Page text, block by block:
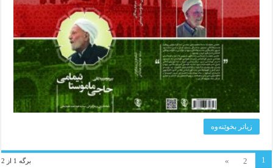
زیاتر بخوێنه‌وه‌
برگه 1 از 2 1
2
»